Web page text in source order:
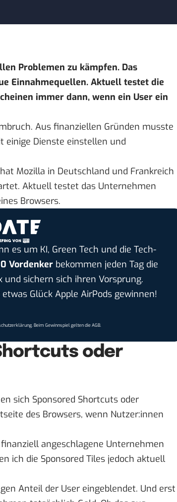
Problemen zu kämpfen. Das
Einnahmequellen. Aktuell testet die
immer dann, wenn ein User ein
Aus finanziellen Gründen musste
einige Dienste einstellen und
Mozilla in Deutschland und Frankreich
Aktuell testet das Unternehmen
Browsers.
es um KI, Green Tech und die Tech-
Vordenkerbekommen jeden Tag die
sichern sich ihren Vorsprung.
Glück Apple AirPods gewinnen!
. Beim Gewinnspiel gelten dieAGB.
oder
sich Sponsored Shortcuts oder
des Browsers, wenn Nutzer:innen
angeschlagene Unternehmen
ich die Sponsored Tiles jedoch aktuell
Anteil der User eingeblendet. Und erst